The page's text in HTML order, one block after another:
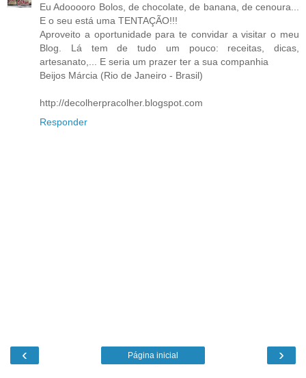
Eu Adooooro Bolos, de chocolate, de banana, de cenoura...
E o seu está uma TENTAÇÃO!!!
Aproveito a oportunidade para te convidar a visitar o meu
Blog. Lá tem de tudo um pouco: receitas, dicas,
artesanato,... E seria um prazer ter a sua companhia
Beijos Márcia (Rio de Janeiro - Brasil)
http://decolherpracolher.blogspot.com
Responder
‹ ›
Página inicial